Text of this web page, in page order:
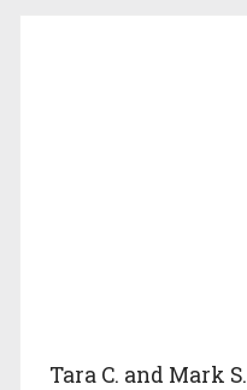
Tara C. and Mark S.